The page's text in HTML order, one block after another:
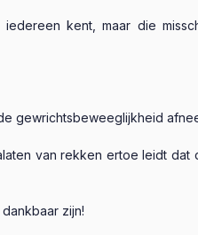
kent, maar die
gewrichtsbeweeglijkheid
van rekken ertoe leidt
zijn!